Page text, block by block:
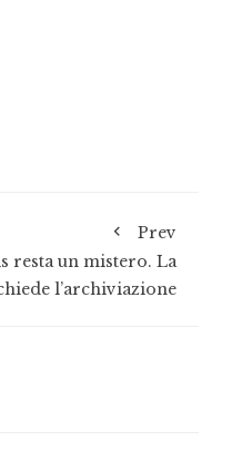
Prev
resta un mistero. La
l’archiviazione